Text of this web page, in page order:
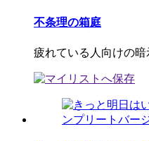
不条理の箱庭
疲れている人向けの暗